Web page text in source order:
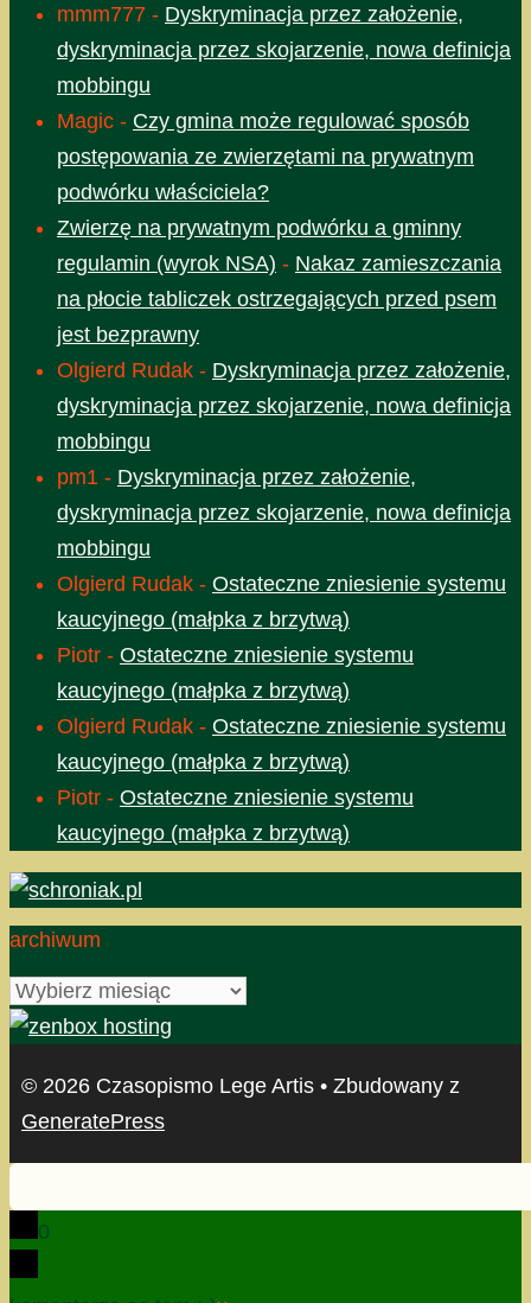
mmm777 - Dyskryminacja przez założenie,
dyskryminacja przez skojarzenie, nowa definicja
mobbingu
Magic - Czy gmina może regulować sposób
postępowania ze zwierzętami na prywatnym
podwórku właściciela?
Zwierzę na prywatnym podwórku a gminny
regulamin (wyrok NSA) - Nakaz zamieszczania
na płocie tabliczek ostrzegających przed psem
jest bezprawny
Olgierd Rudak - Dyskryminacja przez założenie,
dyskryminacja przez skojarzenie, nowa definicja
mobbingu
pm1 - Dyskryminacja przez założenie,
dyskryminacja przez skojarzenie, nowa definicja
mobbingu
Olgierd Rudak - Ostateczne zniesienie systemu
kaucyjnego (małpka z brzytwą)
Piotr - Ostateczne zniesienie systemu
kaucyjnego (małpka z brzytwą)
Olgierd Rudak - Ostateczne zniesienie systemu
kaucyjnego (małpka z brzytwą)
Piotr - Ostateczne zniesienie systemu
kaucyjnego (małpka z brzytwą)
archiwum
archiwum
© 2026 Czasopismo Lege Artis • Zbudowany z
GeneratePress
0